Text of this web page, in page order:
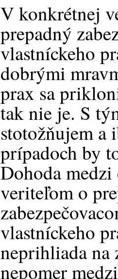
V konkrétnej
prepadný
vlastníckeho
dobrými
prax sa
tak nie je. S
stotožňujem a
prípadoch by
Dohoda
veriteľom o
vlastníckeho
neprihliada na
nepomer